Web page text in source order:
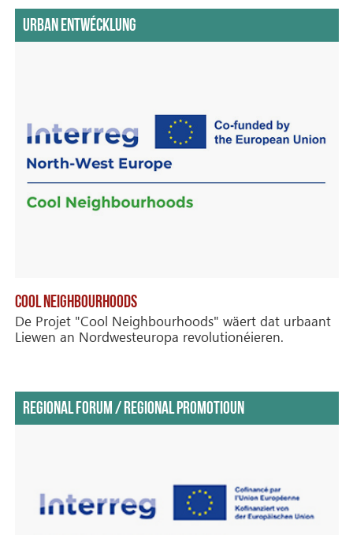
URBAN ENTWÉCKLUNG
COOL NEIGHBOURHOODS
De Projet "Cool Neighbourhoods" wäert dat urbaant
Liewen an Nordwesteuropa revolutionéieren.
REGIONAL FORUM / REGIONAL PROMOTIOUN